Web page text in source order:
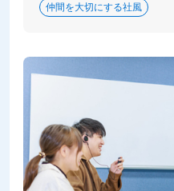
仲間を大切にする社風